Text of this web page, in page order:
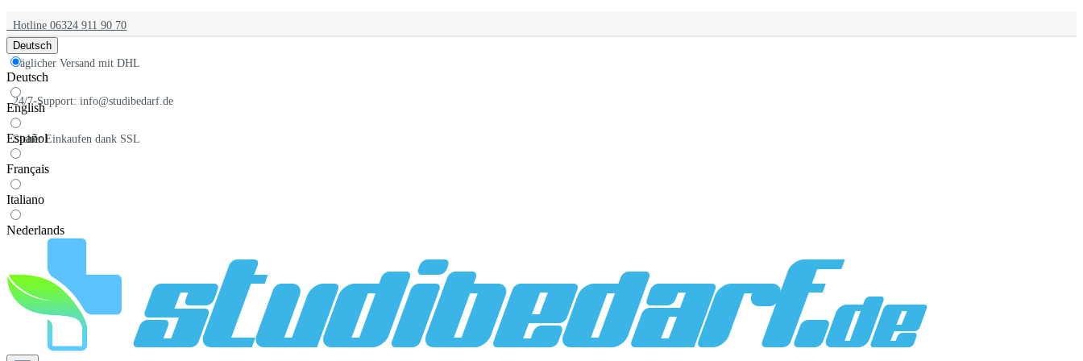
Hotline 06324 911 90 70
Täglicher Versand mit DHL
24/7-Support: info@studibedarf.de
Sicher Einkaufen dank SSL
Deutsch
Deutsch
English
Español
Français
Italiano
Nederlands